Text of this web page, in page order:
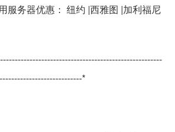
服务器优惠： 纽约 |西雅图 |加利福尼
*